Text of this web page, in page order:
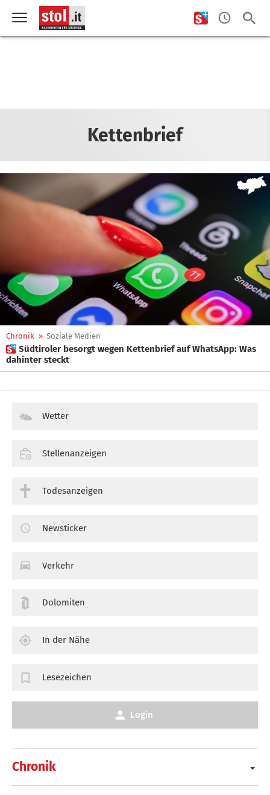
Kettenbrief
Chronik » Soziale Medien
 Südtiroler besorgt wegen Kettenbrief auf WhatsApp: Was
dahinter steckt
Chronik
Wetter
Stellenanzeigen
Todesanzeigen
Newsticker
Verkehr
Dolomiten
In der Nähe
Lesezeichen
Login